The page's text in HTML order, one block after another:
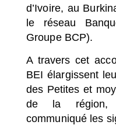
d’Ivoire, au
le réseau
Groupe BCP).
A travers cet
BEI élargissent
des Petites et
de la région,
communiqué les